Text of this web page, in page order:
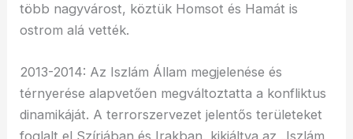
több nagyvárost, köztük Homsot és Hamát is
ostrom alá vették.
2013-2014: Az Iszlám Állam megjelenése és
térnyerése alapvetően megváltoztatta a konfliktus
dinamikáját. A terrorszervezet jelentős területeket